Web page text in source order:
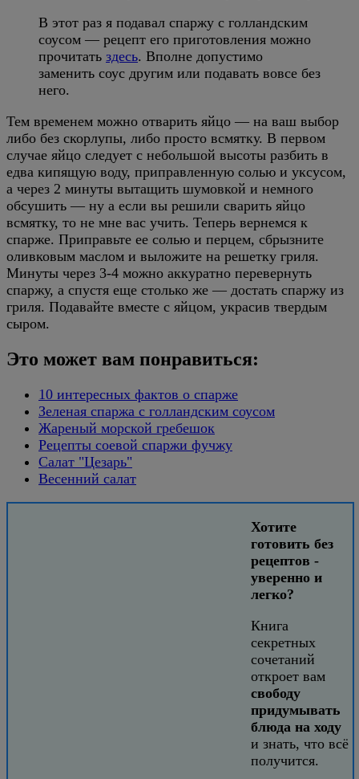
В этот раз я подавал спаржу с голландским
соусом — рецепт его приготовления можно
прочитать здесь. Вполне допустимо
заменить соус другим или подавать вовсе без
него.
Тем временем можно отварить яйцо — на ваш выбор
либо без скорлупы, либо просто всмятку. В первом
случае яйцо следует с небольшой высоты разбить в
едва кипящую воду, приправленную солью и уксусом,
а через 2 минуты вытащить шумовкой и немного
обсушить — ну а если вы решили сварить яйцо
всмятку, то не мне вас учить. Теперь вернемся к
спарже. Приправьте ее солью и перцем, сбрызните
оливковым маслом и выложите на решетку гриля.
Минуты через 3-4 можно аккуратно перевернуть
спаржу, а спустя еще столько же — достать спаржу из
гриля. Подавайте вместе с яйцом, украсив твердым
сыром.
Это может вам понравиться:
10 интересных фактов о спарже
Зеленая спаржа с голландским соусом
Жареный морской гребешок
Рецепты соевой спаржи фучжу
Салат "Цезарь"
Весенний салат
Хотите
готовить без
рецептов -
уверенно и
легко?
Книга
секретных
сочетаний
откроет вам
свободу
придумывать
блюда на ходу
и знать, что всё
получится.